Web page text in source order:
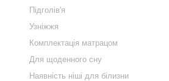
Підголів'я
Узніжжя
Комплектація матрацом
Для щоденного сну
Наявність ніші для білизни